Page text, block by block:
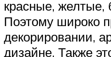
красные, желтые,
Поэтому широко
декорировании,
дизайне. Также